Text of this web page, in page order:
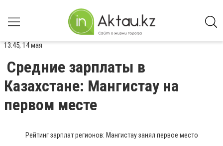
13:45, 14 мая
Средние зарплаты в
Казахстане: Мангистау на
первом месте
Рейтинг зарплат регионов: Мангистау занял первое место